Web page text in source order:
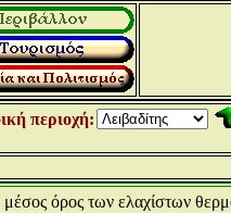
περιοχή:
όρος των ελαχίστων